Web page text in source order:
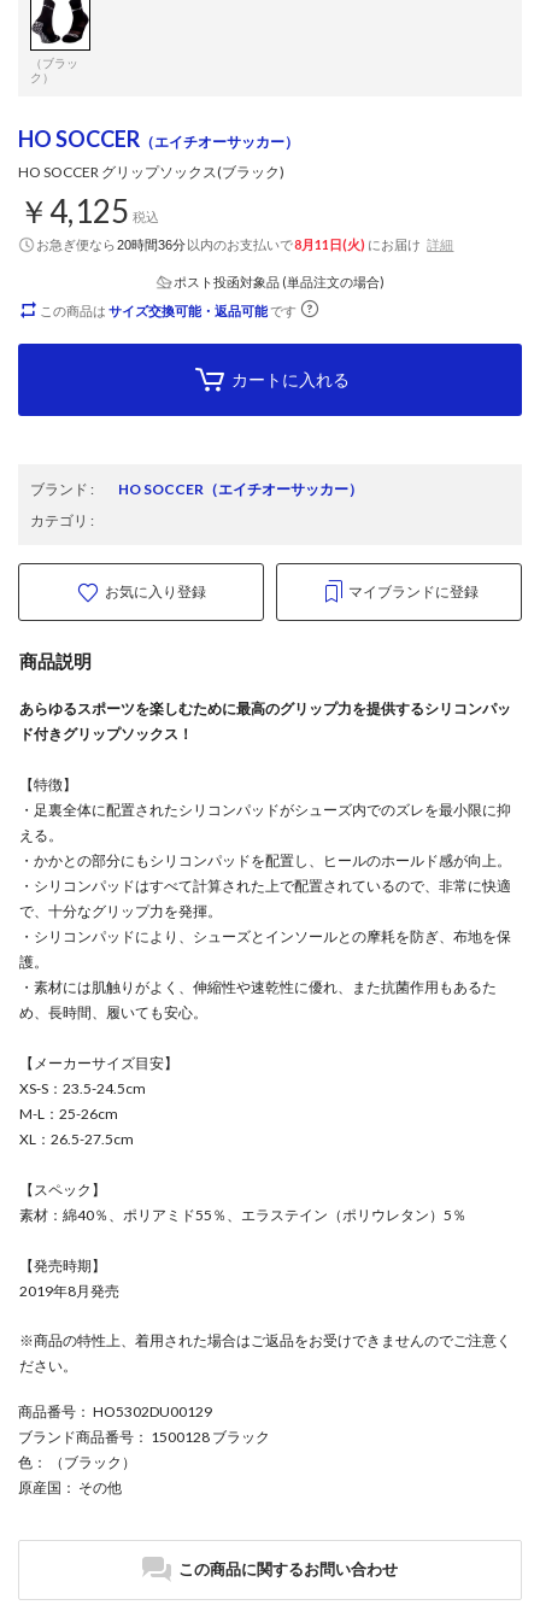
（ブラッ
ク）
HO SOCCER （エイチオーサッカー）
HO SOCCER グリップソックス(ブラック)
￥4,125 税込
お急ぎ便なら20時間36分以内のお支払いで8月11日(火) にお届け 詳細
ポスト投函対象品 (単品注文の場合)
この商品は サイズ交換可能・返品可能です
カートに入れる
ブランド : HO SOCCER （エイチオーサッカー）
カテゴリ :
お気に入り登録 マイブランドに登録
商品説明
あらゆるスポーツを楽しむために最高のグリップ力を提供するシリコンパッ
ド付きグリップソックス！
【特徴】
・足裏全体に配置されたシリコンパッドがシューズ内でのズレを最小限に抑
える。
・かかとの部分にもシリコンパッドを配置し、ヒールのホールド感が向上。
・シリコンパッドはすべて計算された上で配置されているので、非常に快適
で、十分なグリップ力を発揮。
・シリコンパッドにより、シューズとインソールとの摩耗を防ぎ、布地を保
護。
・素材には肌触りがよく、伸縮性や速乾性に優れ、また抗菌作用もあるた
め、長時間、履いても安心。
【メーカーサイズ目安】
XS-S：23.5-24.5cm
M-L：25-26cm
XL：26.5-27.5cm
【スペック】
素材：綿40％、ポリアミド55％、エラステイン（ポリウレタン）5％
【発売時期】
2019年8月発売
※商品の特性上、着用された場合はご返品をお受けできませんのでご注意く
ださい。
商品番号 ： HO5302DU00129
ブランド商品番号 ： 1500128 ブラック
色 ： （ブラック）
原産国 ： その他
この商品に関するお問い合わせ